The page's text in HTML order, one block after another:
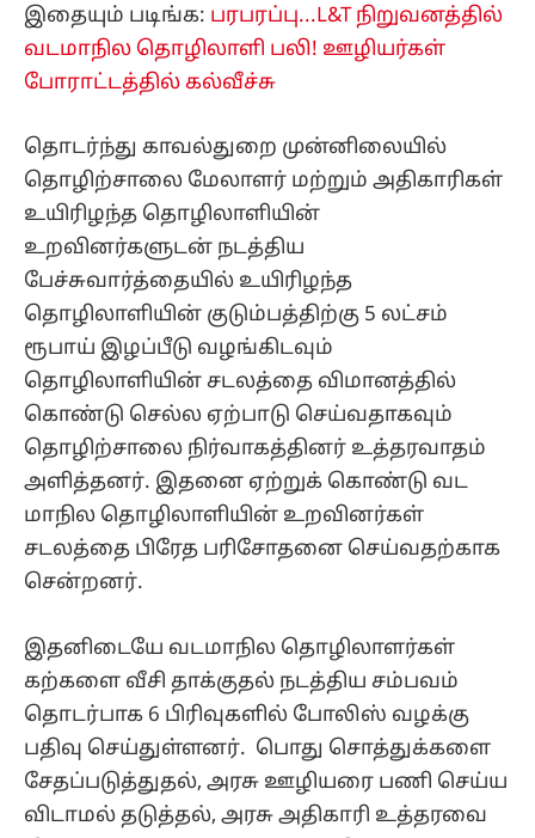
இதையும் படிங்க: பரபரப்பு...L&T நிறுவனத்தில்
வடமாநில தொழிலாளி பலி! ஊழியர்கள்
போராட்டத்தில் கல்வீச்சு
தொடர்ந்து காவல்துறை முன்னிலையில்
தொழிற்சாலை மேலாளர் மற்றும் அதிகாரிகள்
உயிரிழந்த தொழிலாளியின்
உறவினர்களுடன் நடத்திய
பேச்சுவார்த்தையில் உயிரிழந்த
தொழிலாளியின் குடும்பத்திற்கு 5 லட்சம்
ரூபாய் இழப்பீடு வழங்கிடவும்
தொழிலாளியின் சடலத்தை விமானத்தில்
கொண்டு செல்ல ஏற்பாடு செய்வதாகவும்
தொழிற்சாலை நிர்வாகத்தினர் உத்தரவாதம்
அளித்தனர். இதனை ஏற்றுக் கொண்டு வட
மாநில தொழிலாளியின் உறவினர்கள்
சடலத்தை பிரேத பரிசோதனை செய்வதற்காக
சென்றனர்.
இதனிடையே வடமாநில தொழிலாளர்கள்
கற்களை வீசி தாக்குதல் நடத்திய சம்பவம்
தொடர்பாக 6 பிரிவுகளில் போலிஸ் வழக்கு
பதிவு செய்துள்ளனர். பொது சொத்துக்களை
சேதப்படுத்துதல், அரசு ஊழியரை பணி செய்ய
விடாமல் தடுத்தல், அரசு அதிகாரி உத்தரவை